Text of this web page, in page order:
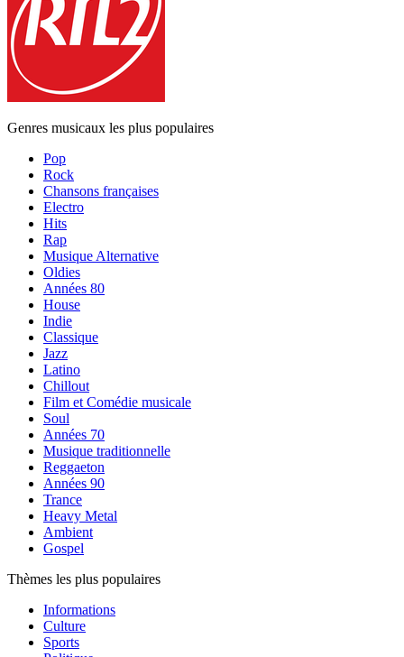
Genres musicaux les plus populaires
Pop
Rock
Chansons françaises
Electro
Hits
Rap
Musique Alternative
Oldies
Années 80
House
Indie
Classique
Jazz
Latino
Chillout
Film et Comédie musicale
Soul
Années 70
Musique traditionnelle
Reggaeton
Années 90
Trance
Heavy Metal
Ambient
Gospel
Thèmes les plus populaires
Informations
Culture
Sports